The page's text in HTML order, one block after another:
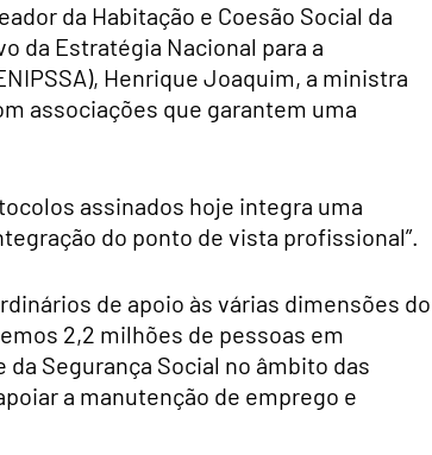
da Habitação e Coesão Social da
da Estratégia Nacional para a
Henrique Joaquim, a ministra
associações que garantem uma
assinados hoje integra uma
do ponto de vista profissional”.
de apoio às várias dimensões do
2,2 milhões de pessoas em
Segurança Social no âmbito das
a manutenção de emprego e